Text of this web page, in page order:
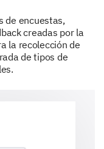
de encuestas,
creadas por la
la recolección de
de tipos de